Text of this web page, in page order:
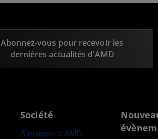
Abonnez-vous pour recevoir les
dernières actualités d'AMD
Société
À propos d'AMD